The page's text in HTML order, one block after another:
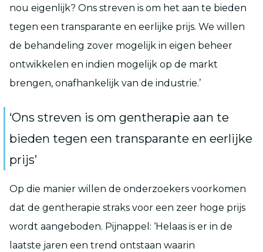
nou eigenlijk? Ons streven is om het aan te bieden
tegen een transparante en eerlijke prijs. We willen
de behandeling zover mogelijk in eigen beheer
ontwikkelen en indien mogelijk op de markt
brengen, onafhankelijk van de industrie.’
‘Ons streven is om gentherapie aan te
bieden tegen een transparante en eerlijke
prijs’
Op die manier willen de onderzoekers voorkomen
dat de gentherapie straks voor een zeer hoge prijs
wordt aangeboden. Pijnappel: ‘Helaas is er in de
laatste jaren een trend ontstaan waarin